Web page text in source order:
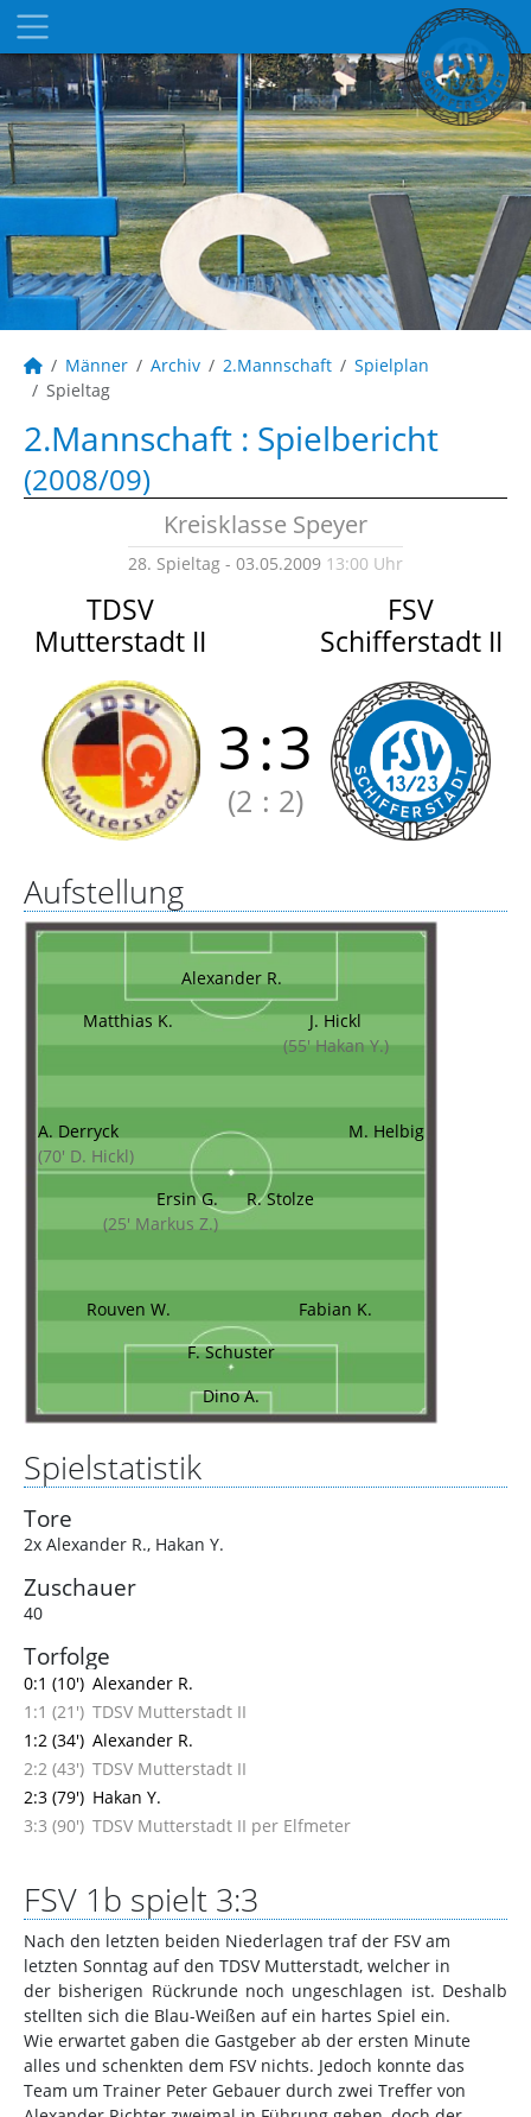
Männer Archiv 2.Mannschaft
Spielplan
Spieltag
2.Mannschaft : Spielbericht
(2008/09)
Kreisklasse Speyer
28. Spieltag - 03.05.2009 13:00 Uhr
TDSV
Mutterstadt II
FSV
Schifferstadt II
3:3
(2 : 2)
Aufstellung
Alexander R.
Matthias K.
J. Hickl
(55' Hakan Y.)
A. Derryck
(70' D. Hickl)
M. Helbig
Ersin G.
(25' Markus Z.)
R. Stolze
Rouven W.
Fabian K.
F. Schuster
Dino A.
Spielstatistik
Tore
2x Alexander R., Hakan Y.
Zuschauer
40
Torfolge
0:1 (10') Alexander R.
1:1 (21') TDSV Mutterstadt II
1:2 (34') Alexander R.
2:2 (43') TDSV Mutterstadt II
2:3 (79') Hakan Y.
3:3 (90') TDSV Mutterstadt II per Elfmeter
FSV 1b spielt 3:3
Nach den letzten beiden Niederlagen traf der FSV am
letzten Sonntag auf den TDSV Mutterstadt, welcher in
der bisherigen Rückrunde noch ungeschlagen ist. Deshalb
stellten sich die Blau-Weißen auf ein hartes Spiel ein.
Wie erwartet gaben die Gastgeber ab der ersten Minute
alles und schenkten dem FSV nichts. Jedoch konnte das
Team um Trainer Peter Gebauer durch zwei Treffer von